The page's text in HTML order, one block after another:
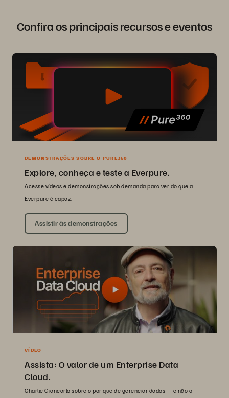
Confira os principais recursos e eventos
DEMONSTRAÇÕES SOBRE O PURE360
Explore, conheça e teste a Everpure.
Acesse vídeos e demonstrações sob demanda para ver do que a
Everpure é capaz.
Assistir às demonstrações
VÍDEO
Assista: O valor de um Enterprise Data
Cloud.
Charlie Giancarlo sobre o por que de gerenciar dados — e não o